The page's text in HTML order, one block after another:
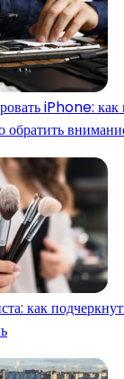
iPhone:
обратить
как